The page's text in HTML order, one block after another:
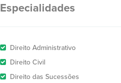
Especialidades
Direito Administrativo
Direito Civil
Direito das Sucessões